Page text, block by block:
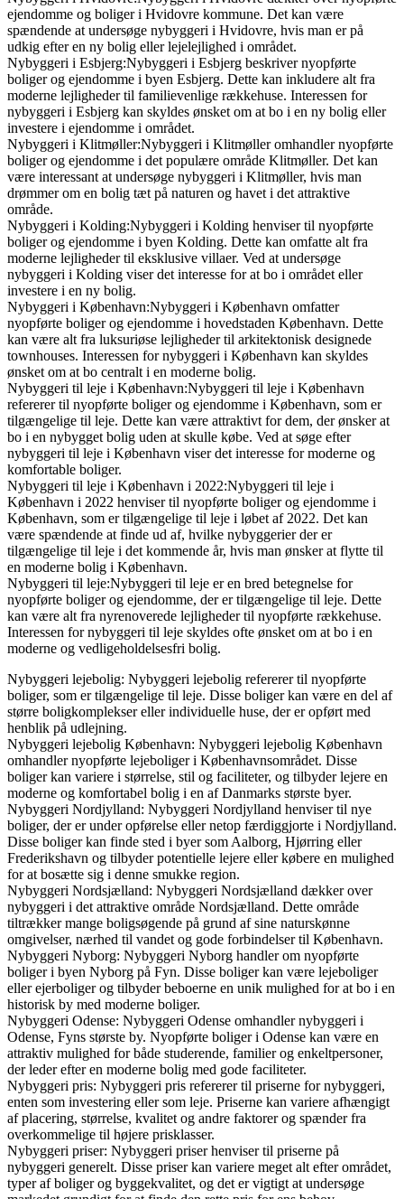
ejendomme og boliger i Hvidovre kommune. Det kan være
spændende at undersøge nybyggeri i Hvidovre, hvis man er på
udkig efter en ny bolig eller lejelejlighed i området.
Nybyggeri i Esbjerg:Nybyggeri i Esbjerg beskriver nyopførte
boliger og ejendomme i byen Esbjerg. Dette kan inkludere alt fra
moderne lejligheder til familievenlige rækkehuse. Interessen for
nybyggeri i Esbjerg kan skyldes ønsket om at bo i en ny bolig eller
investere i ejendomme i området.
Nybyggeri i Klitmøller:Nybyggeri i Klitmøller omhandler nyopførte
boliger og ejendomme i det populære område Klitmøller. Det kan
være interessant at undersøge nybyggeri i Klitmøller, hvis man
drømmer om en bolig tæt på naturen og havet i det attraktive
område.
Nybyggeri i Kolding:Nybyggeri i Kolding henviser til nyopførte
boliger og ejendomme i byen Kolding. Dette kan omfatte alt fra
moderne lejligheder til eksklusive villaer. Ved at undersøge
nybyggeri i Kolding viser det interesse for at bo i området eller
investere i en ny bolig.
Nybyggeri i København:Nybyggeri i København omfatter
nyopførte boliger og ejendomme i hovedstaden København. Dette
kan være alt fra luksuriøse lejligheder til arkitektonisk designede
townhouses. Interessen for nybyggeri i København kan skyldes
ønsket om at bo centralt i en moderne bolig.
Nybyggeri til leje i København:Nybyggeri til leje i København
refererer til nyopførte boliger og ejendomme i København, som er
tilgængelige til leje. Dette kan være attraktivt for dem, der ønsker at
bo i en nybygget bolig uden at skulle købe. Ved at søge efter
nybyggeri til leje i København viser det interesse for moderne og
komfortable boliger.
Nybyggeri til leje i København i 2022:Nybyggeri til leje i
København i 2022 henviser til nyopførte boliger og ejendomme i
København, som er tilgængelige til leje i løbet af 2022. Det kan
være spændende at finde ud af, hvilke nybyggerier der er
tilgængelige til leje i det kommende år, hvis man ønsker at flytte til
en moderne bolig i København.
Nybyggeri til leje:Nybyggeri til leje er en bred betegnelse for
nyopførte boliger og ejendomme, der er tilgængelige til leje. Dette
kan være alt fra nyrenoverede lejligheder til nyopførte rækkehuse.
Interessen for nybyggeri til leje skyldes ofte ønsket om at bo i en
moderne og vedligeholdelsesfri bolig.
Nybyggeri lejebolig: Nybyggeri lejebolig refererer til nyopførte
boliger, som er tilgængelige til leje. Disse boliger kan være en del af
større boligkomplekser eller individuelle huse, der er opført med
henblik på udlejning.
Nybyggeri lejebolig København: Nybyggeri lejebolig København
omhandler nyopførte lejeboliger i Københavnsområdet. Disse
boliger kan variere i størrelse, stil og faciliteter, og tilbyder lejere en
moderne og komfortabel bolig i en af Danmarks største byer.
Nybyggeri Nordjylland: Nybyggeri Nordjylland henviser til nye
boliger, der er under opførelse eller netop færdiggjorte i Nordjylland.
Disse boliger kan finde sted i byer som Aalborg, Hjørring eller
Frederikshavn og tilbyder potentielle lejere eller købere en mulighed
for at bosætte sig i denne smukke region.
Nybyggeri Nordsjælland: Nybyggeri Nordsjælland dækker over
nybyggeri i det attraktive område Nordsjælland. Dette område
tiltrækker mange boligsøgende på grund af sine naturskønne
omgivelser, nærhed til vandet og gode forbindelser til København.
Nybyggeri Nyborg: Nybyggeri Nyborg handler om nyopførte
boliger i byen Nyborg på Fyn. Disse boliger kan være lejeboliger
eller ejerboliger og tilbyder beboerne en unik mulighed for at bo i en
historisk by med moderne boliger.
Nybyggeri Odense: Nybyggeri Odense omhandler nybyggeri i
Odense, Fyns største by. Nyopførte boliger i Odense kan være en
attraktiv mulighed for både studerende, familier og enkeltpersoner,
der leder efter en moderne bolig med gode faciliteter.
Nybyggeri pris: Nybyggeri pris refererer til priserne for nybyggeri,
enten som investering eller som leje. Priserne kan variere afhængigt
af placering, størrelse, kvalitet og andre faktorer og spænder fra
overkommelige til højere prisklasser.
Nybyggeri priser: Nybyggeri priser henviser til priserne på
nybyggeri generelt. Disse priser kan variere meget alt efter området,
typer af boliger og byggekvalitet, og det er vigtigt at undersøge